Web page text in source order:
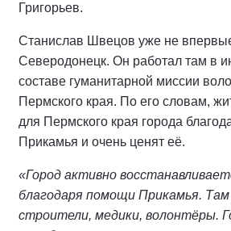
Григорьев.
Станислав Швецов уже не
Северодонецк. Он работал там в
составе гуманитарной миссии
Пермского края. По его словам,
для Пермского края города
Прикамья и очень ценят её.
«Город активно
благодаря помощи Прикамья.
строители, медики, волонтёры.